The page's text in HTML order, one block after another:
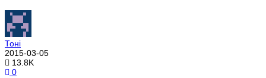
Тоні
2015-03-05
13.8K
0